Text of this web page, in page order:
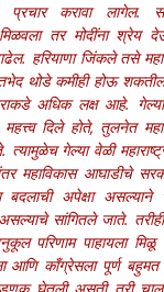
प्रचार करावा लागेल.
मिळवला तर मोदींना श्रेय
हरियाणा जिंकले तसे
थोडे कमीही होऊ
अधिक लक्ष आहे.
दिले होते, तुलनेत
त्यामुळेच गेल्या वेळी
महाविकास आघाडीचे
बदलाची अपेक्षा
सांगितले जाते.
परिणाम पाहायला
आणि काँग्रेसला पूर्ण बहुमत